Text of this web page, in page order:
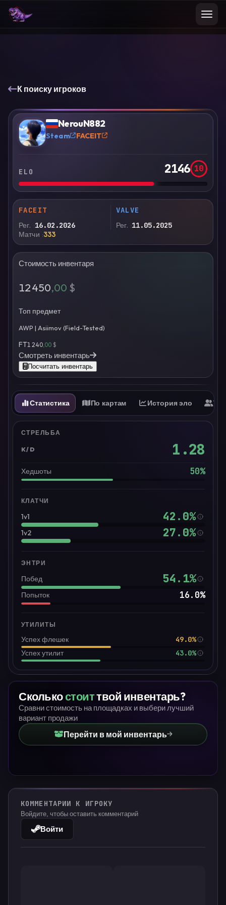
К поиску игроков
? NerouN882
Steam FACEIT
ELO 2146 10
FACEIT
Рег. 16.02.2026
Матчи 333
VALVE
Рег. 11.05.2025
Стоимость инвентаря
12 450,00 $
Топ предмет
AWP | Asiimov (Field-Tested)
FT1 240 ,00 $
Смотреть инвентарь
Посчитать инвентарь
Статистика По картам История эло
СТРЕЛЬБА
K/D 1.28
Хедшоты 50%
КЛАТЧИ
1v1 42.0%
1v2 27.0%
ЭНТРИ
Побед 54.1%
Попыток 16.0%
УТИЛИТЫ
Успех флешек
49.0%
Успех утилит
43.0%
Сколькостоиттвой инвентарь?
Сравни стоимость на площадках и выбери лучший
вариант продажи
Перейти в мой инвентарь
КОММЕНТАРИИ К ИГРОКУ
Войдите, чтобы оставить комментарий
Войти